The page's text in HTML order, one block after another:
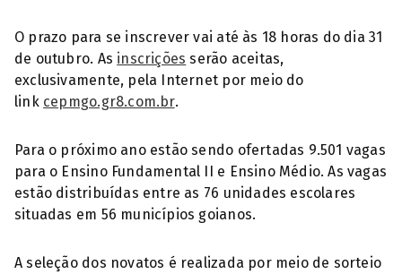
O prazo para se inscrever vai até às 18 horas do dia 31
de outubro. As inscrições serão aceitas,
exclusivamente, pela Internet por meio do
link cepmgo.gr8.com.br.
Para o próximo ano estão sendo ofertadas 9.501 vagas
para o Ensino Fundamental II e Ensino Médio. As vagas
estão distribuídas entre as 76 unidades escolares
situadas em 56 municípios goianos.
A seleção dos novatos é realizada por meio de sorteio